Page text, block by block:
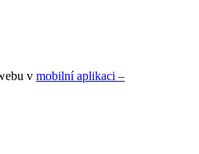
v mobilní aplikaci –